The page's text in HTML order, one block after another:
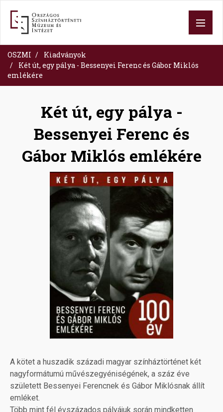
tartalomra
OSZMI
Kiadványok
Két út, egy pálya - Bessenyei Ferenc és Gábor Miklós
emlékére
Két út, egy pálya -
Bessenyei Ferenc és
Gábor Miklós emlékére
Image
A kötet a huszadik századi magyar színháztörténet két
nagyformátumú művészegyéniségének, a száz éve
született Bessenyei Ferencnek és Gábor Miklósnak állít
emléket.
Több mint fél évszázados pályájuk során mindketten